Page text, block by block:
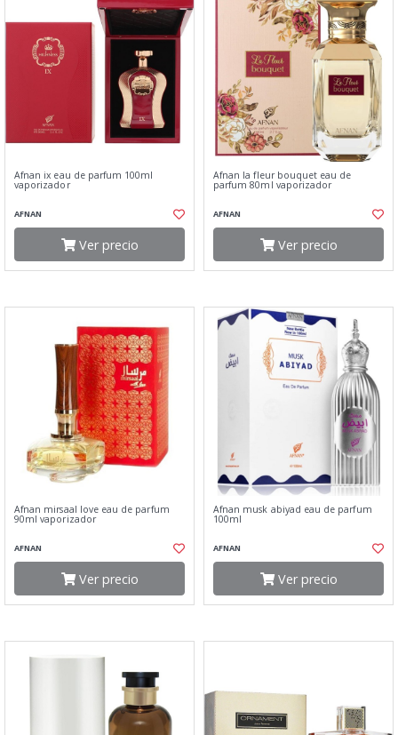
Afnan ix eau de parfum 100ml
vaporizador
AFNAN
Ver precio
Afnan la fleur bouquet eau de
parfum 80ml vaporizador
AFNAN
Ver precio
Afnan mirsaal love eau de parfum
90ml vaporizador
AFNAN
Ver precio
Afnan musk abiyad eau de parfum
100ml
AFNAN
Ver precio